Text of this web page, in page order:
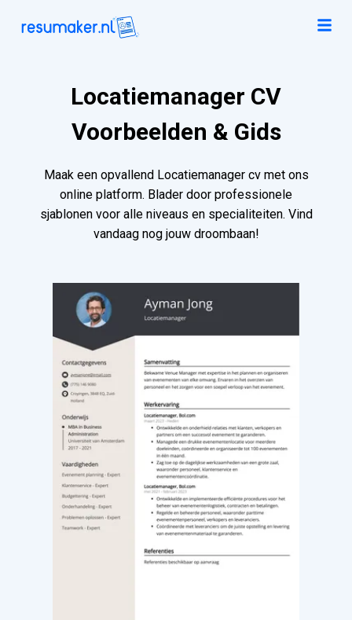
Locatiemanager CV
Voorbeelden & Gids
Maak een opvallend Locatiemanager cv met ons
online platform. Blader door professionele
sjablonen voor alle niveaus en specialiteiten. Vind
vandaag nog jouw droombaan!